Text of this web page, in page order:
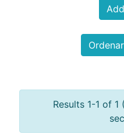
Results 1-1 of